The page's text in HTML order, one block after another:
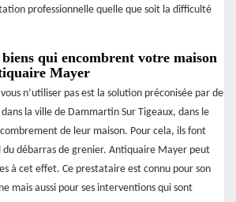
professionnelle quelle que soit la difficulté
biens qui encombrent votre maison
Mayer
n’utiliser pas est la solution préconisée par de
la ville de Dammartin Sur Tigeaux, dans le
de leur maison. Pour cela, ils font
du débarras de grenier. Antiquaire Mayer peut
à cet effet. Ce prestataire est connu pour son
mais aussi pour ses interventions qui sont